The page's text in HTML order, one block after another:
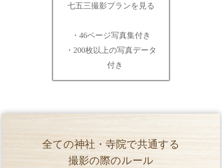
七五三撮影プランを見る
・46ページ写真集付き
・200枚以上の写真データ
付き
全ての神社・寺院で共通する
撮影の際のルール